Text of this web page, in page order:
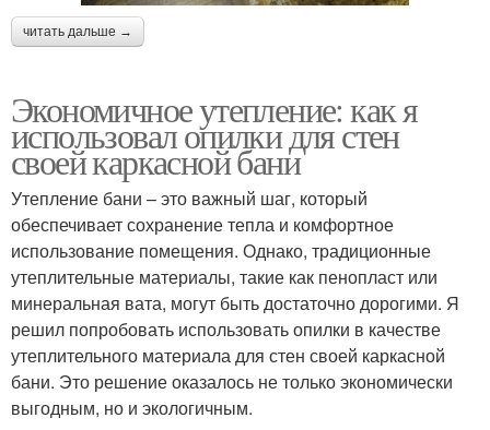
читать дальше →
Экономичное утепление: как я
использовал опилки для стен
своей каркасной бани
Утепление бани – это важный шаг, который
обеспечивает сохранение тепла и комфортное
использование помещения. Однако, традиционные
утеплительные материалы, такие как пенопласт или
минеральная вата, могут быть достаточно дорогими. Я
решил попробовать использовать опилки в качестве
утеплительного материала для стен своей каркасной
бани. Это решение оказалось не только экономически
выгодным, но и экологичным.